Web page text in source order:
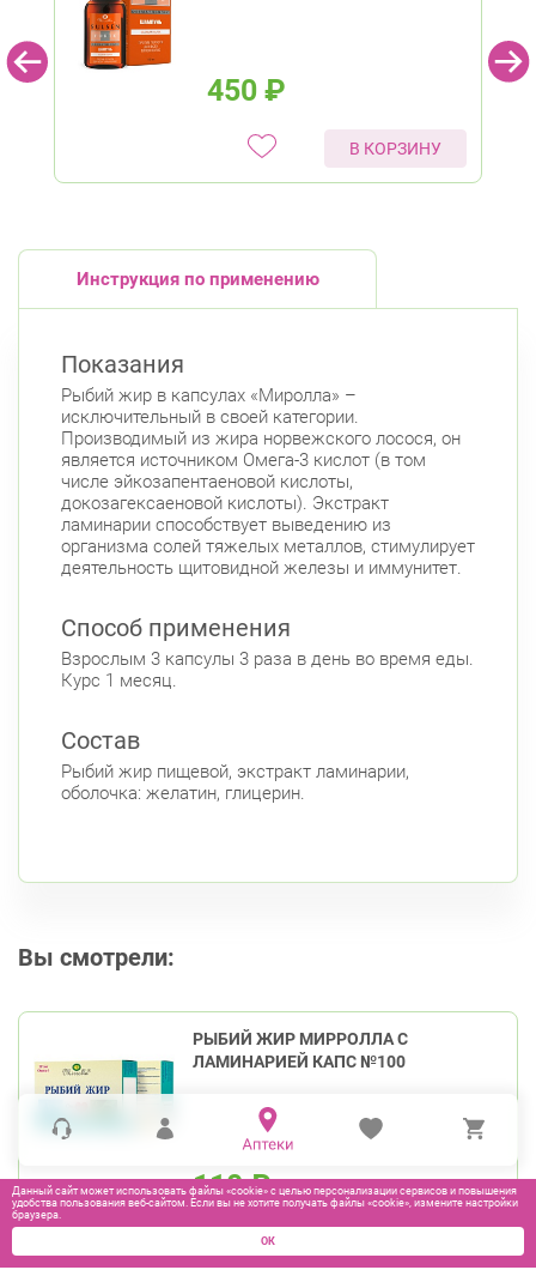
450 ₽
В КОРЗИНУ
Инструкция по применению
Показания
Рыбий жир в капсулах «Миролла» –
исключительный в своей категории.
Производимый из жира норвежского лосося, он
является источником Омега-3 кислот (в том
числе эйкозапентаеновой кислоты,
докозагексаеновой кислоты). Экстракт
ламинарии способствует выведению из
организма солей тяжелых металлов, стимулирует
деятельность щитовидной железы и иммунитет.
Способ применения
Взрослым 3 капсулы 3 раза в день во время еды.
Курс 1 месяц.
Состав
Рыбий жир пищевой, экстракт ламинарии,
оболочка: желатин, глицерин.
Вы смотрели:
РЫБИЙ ЖИР МИРРОЛЛА С
ЛАМИНАРИЕЙ КАПС №100
110₽
Данный сайт может использовать файлы «cookie» с целью персонализации сервисов и повышения
удобства пользования веб-сайтом. Если вы не хотите получать файлы «cookie», измените настройки
браузера.
ОК